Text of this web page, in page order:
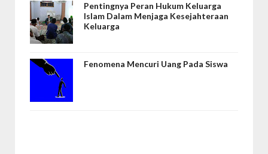
Pentingnya Peran Hukum Keluarga
Islam Dalam Menjaga Kesejahteraan
Keluarga
Fenomena Mencuri Uang Pada Siswa